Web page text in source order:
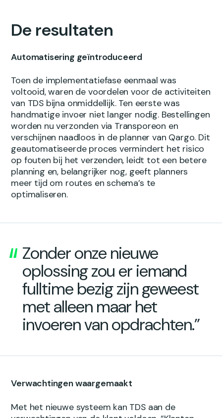
De resultaten
Automatisering geïntroduceerd
Toen de implementatiefase eenmaal was
voltooid, waren de voordelen voor de activiteiten
van TDS bijna onmiddellijk. Ten eerste was
handmatige invoer niet langer nodig. Bestellingen
worden nu verzonden via Transporeon en
verschijnen naadloos in de planner van Qargo. Dit
geautomatiseerde proces vermindert het risico
op fouten bij het verzenden, leidt tot een betere
planning en, belangrijker nog, geeft planners
meer tijd om routes en schema’s te
optimaliseren.
Zonder onze nieuwe
oplossing zou er iemand
fulltime bezig zijn geweest
met alleen maar het
invoeren van opdrachten.”
Verwachtingen waargemaakt
Met het nieuwe systeem kan TDS aan de